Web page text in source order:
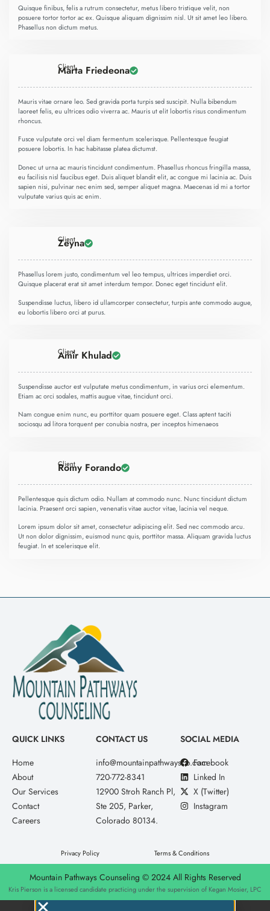
Quisque finibus, felis a rutrum consectetur, metus libero tristique velit, non
posuere tortor tortor ac ex. Quisque aliquam dignissim nisl. Ut sit amet leo libero.
Phasellus non dictum metus.
Marta Friedeona
Client
Mauris vitae ornare leo. Sed gravida porta turpis sed suscipit. Nulla bibendum
laoreet felis, eu ultrices odio viverra ac. Mauris ut elit lobortis risus condimentum
rhoncus.
Fusce vulputate orci vel diam fermentum scelerisque. Pellentesque feugiat
posuere lobortis. In hac habitasse platea dictumst.
Donec ut urna ac mauris tincidunt condimentum. Phasellus rhoncus fringilla massa,
eu facilisis nisl faucibus eget. Duis aliquet blandit elit, ac congue mi lacinia ac. Duis
sapien nisi, pulvinar nec enim sed, semper aliquet magna. Maecenas id mi a tortor
vulputate varius quis ac enim.
Zeyna
Client
Phasellus lorem justo, condimentum vel leo tempus, ultrices imperdiet orci.
Quisque placerat erat sit amet interdum tempor. Donec eget tincidunt elit.
Suspendisse luctus, libero id ullamcorper consectetur, turpis ante commodo augue,
eu lobortis libero orci at purus.
Amir Khulad
Client
Suspendisse auctor est vulputate metus condimentum, in varius orci elementum.
Etiam ac orci sodales, mattis augue vitae, tincidunt orci.
Nam congue enim nunc, eu porttitor quam posuere eget. Class aptent taciti
sociosqu ad litora torquent per conubia nostra, per inceptos himenaeos
Romy Forando
Client
Pellentesque quis dictum odio. Nullam at commodo nunc. Nunc tincidunt dictum
lacinia. Praesent orci sapien, venenatis vitae auctor vitae, lacinia vel neque.
Lorem ipsum dolor sit amet, consectetur adipiscing elit. Sed nec commodo arcu.
Ut non dolor dignissim, euismod nunc quis, porttitor massa. Aliquam gravida luctus
feugiat. In et scelerisque elit.
QUICK LINKS
Home
About
Our Services
Contact
Careers
CONTACT US
info@mountainpathwaysco.com
720-772-8341
12900 Stroh Ranch Pl,
Ste 205, Parker,
Colorado 80134.
SOCIAL MEDIA
Facebook
Linked In
X (Twitter)
Instagram
Privacy Policy Terms & Conditions
Mountain Pathways Counseling © 2024 All Rights Reserved
Kris Pierson is a licensed candidate practicing under the supervision of Kegan Mosier, LPC